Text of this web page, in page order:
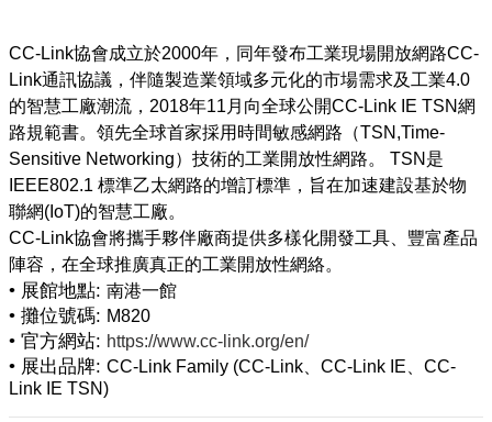
CC-Link協會成立於2000年，同年發布工業現場開放網路CC-
Link通訊協議，伴隨製造業領域多元化的市場需求及工業4.0
的智慧工廠潮流，2018年11月向全球公開CC-Link IE TSN網
路規範書。領先全球首家採用時間敏感網路（TSN,Time-
Sensitive Networking）技術的工業開放性網路。 TSN是
IEEE802.1 標準乙太網路的增訂標準，旨在加速建設基於物
聯網(IoT)的智慧工廠。
CC-Link協會將攜手夥伴廠商提供多樣化開發工具、豐富產品
• 展館地點: 南港一館
• 攤位號碼: M820
• 官方網站: https://www.cc-link.org/en/
• 展出品牌: CC-Link Family (CC-Link、CC-Link IE、CC-
Link IE TSN)